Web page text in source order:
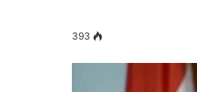
393